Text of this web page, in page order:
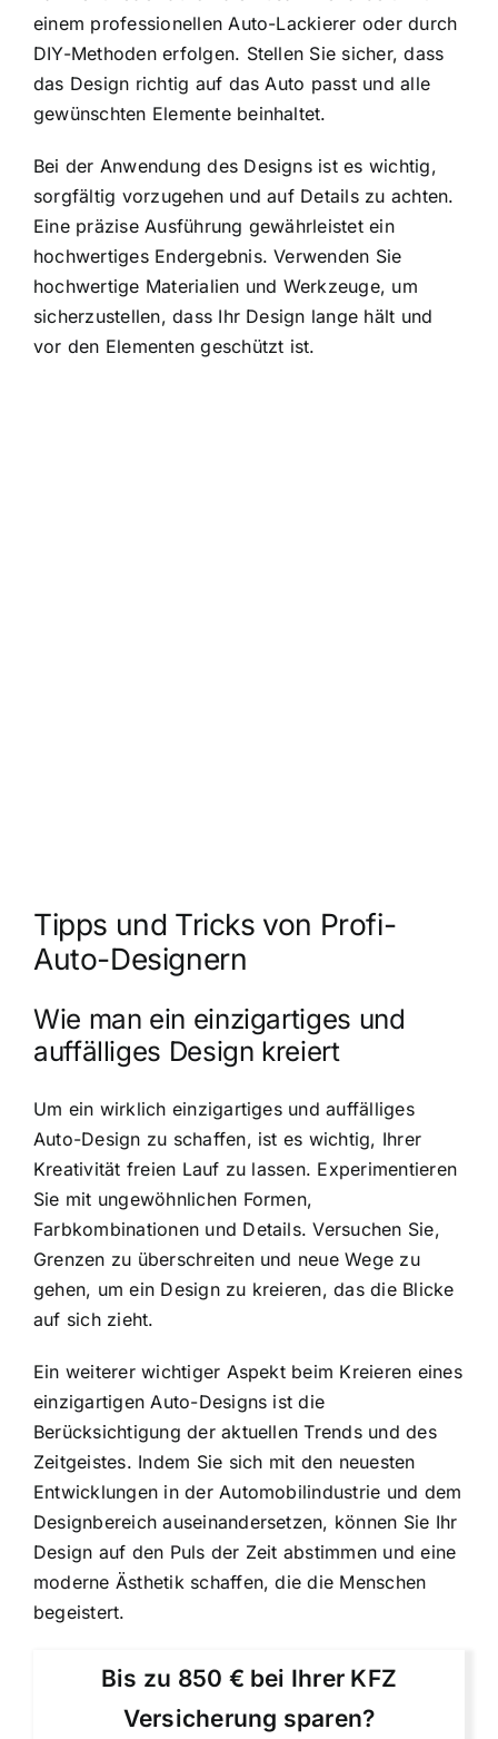
einem professionellen Auto-Lackierer oder durch
DIY-Methoden erfolgen. Stellen Sie sicher, dass
das Design richtig auf das Auto passt und alle
gewünschten Elemente beinhaltet.
Bei der Anwendung des Designs ist es wichtig,
sorgfältig vorzugehen und auf Details zu achten.
Eine präzise Ausführung gewährleistet ein
hochwertiges Endergebnis. Verwenden Sie
hochwertige Materialien und Werkzeuge, um
sicherzustellen, dass Ihr Design lange hält und
vor den Elementen geschützt ist.
Tipps und Tricks von Profi-
Auto-Designern
Wie man ein einzigartiges und
auffälliges Design kreiert
Um ein wirklich einzigartiges und auffälliges
Auto-Design zu schaffen, ist es wichtig, Ihrer
Kreativität freien Lauf zu lassen. Experimentieren
Sie mit ungewöhnlichen Formen,
Farbkombinationen und Details. Versuchen Sie,
Grenzen zu überschreiten und neue Wege zu
gehen, um ein Design zu kreieren, das die Blicke
auf sich zieht.
Ein weiterer wichtiger Aspekt beim Kreieren eines
einzigartigen Auto-Designs ist die
Berücksichtigung der aktuellen Trends und des
Zeitgeistes. Indem Sie sich mit den neuesten
Entwicklungen in der Automobilindustrie und dem
Designbereich auseinandersetzen, können Sie Ihr
Design auf den Puls der Zeit abstimmen und eine
moderne Ästhetik schaffen, die die Menschen
begeistert.
Bis zu 850 € bei Ihrer KFZ
Versicherung sparen?